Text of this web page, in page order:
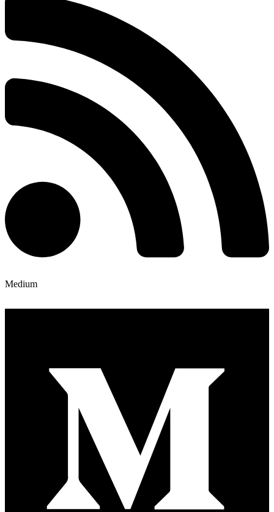
Medium